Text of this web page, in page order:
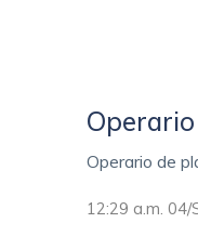
Operario de
12:29 a.m.